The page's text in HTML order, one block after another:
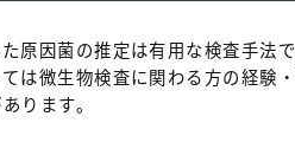
原因菌の推定は有用な検査手法
は微生物検査に関わる方の経験
ります。